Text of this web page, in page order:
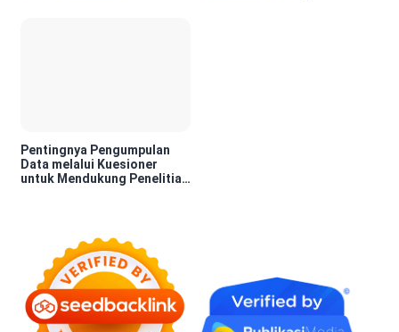
Pentingnya Pengumpulan
Data melalui Kuesioner
untuk Mendukung Penelitian